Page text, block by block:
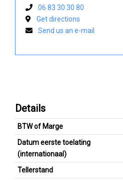
Details
BTW of Marge
Datum eerste toelating
(internationaal)
Tellerstand
06 83 30 30 80
Get directions
Send us an e-mail